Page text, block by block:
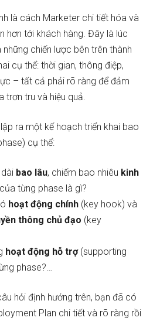
là cách Marketer chi tiết hóa và
hơn tới khách hàng. Đây là lúc
chiến lược bên trên thành
cụ thể: thời gian, thông điệp,
– tất cả phải rõ ràng để đảm
trơn tru và hiệu quả.
ra một kế hoạch triển khai bao
cụ thể:
bao lâu, chiếm bao nhiêu kinh
của từng phase là gì?
hoạt động chính (key hook) và
thông chủ đạo (key
hoạt động hỗ trợ (supporting
phase?…
hỏi định hướng trên, bạn đã có
Plan chi tiết và rõ ràng rồi